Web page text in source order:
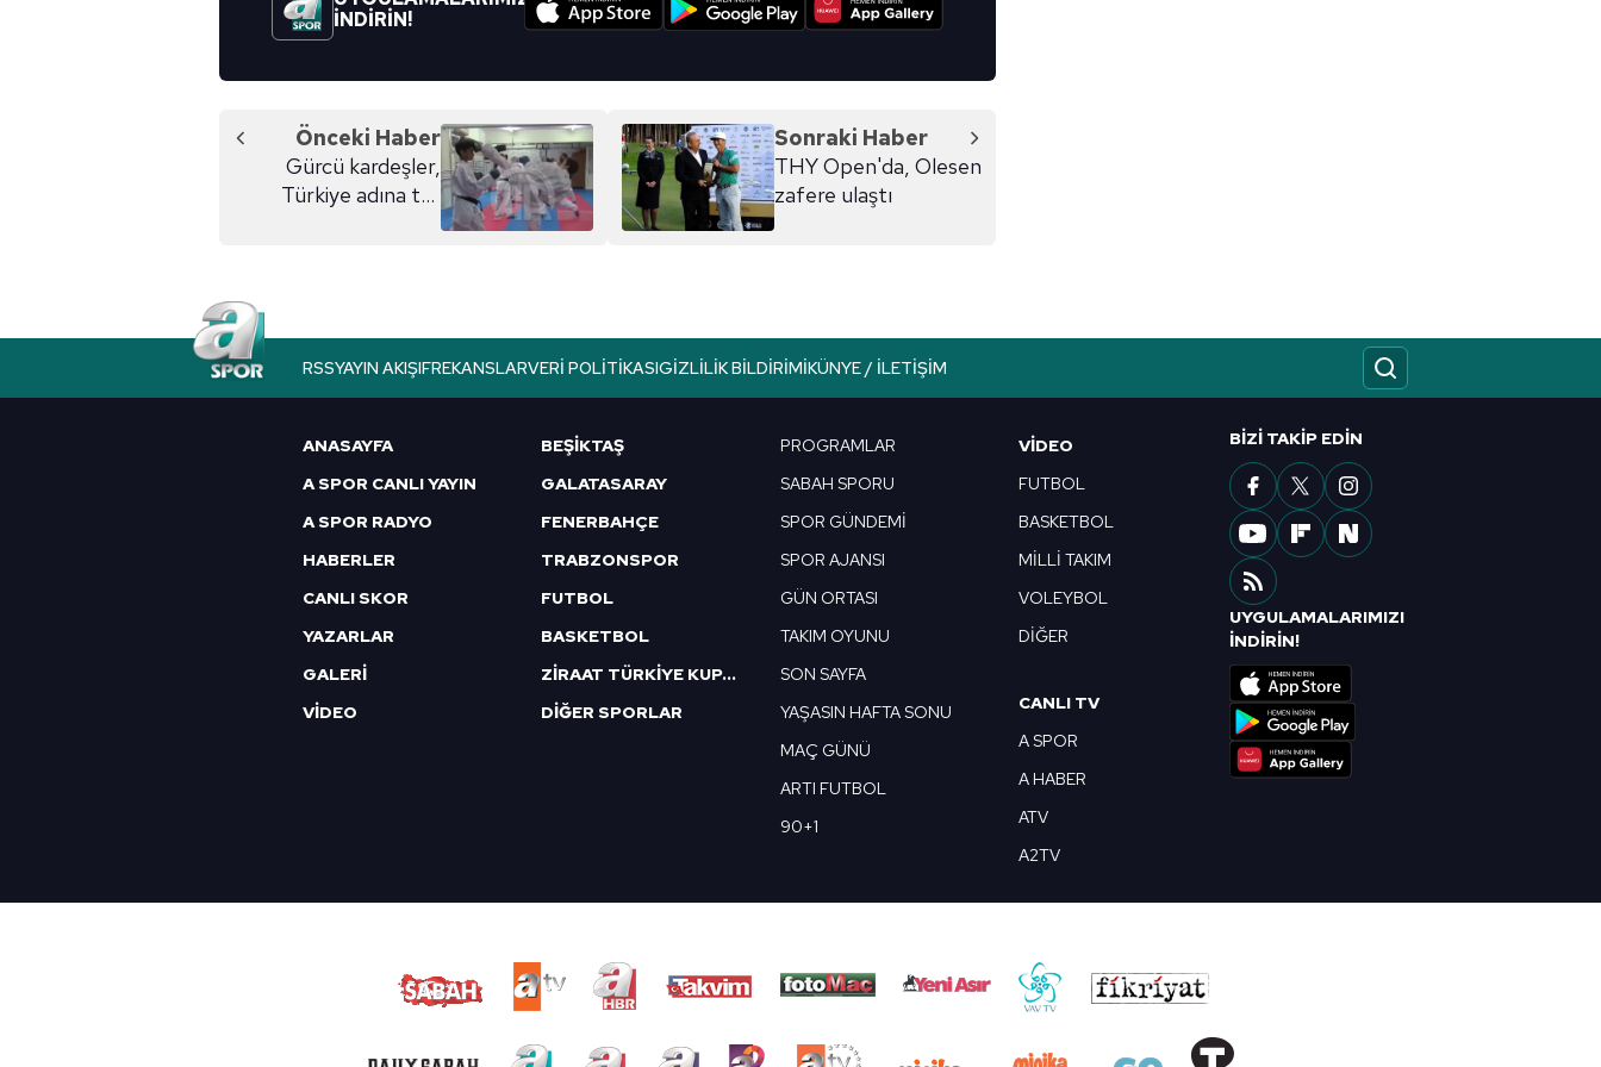
İNDİRİN!
Önceki Haber
Gürcü kardeşler,
Türkiye adına ter
Sonraki Haber
THY Open'da, Olesen
zafere ulaştı
RSSYAYIN AKIŞIFREKANSLARVERI POLITIKASIGIZLILIK BILDIRIMIKÜNYE / İLETIŞIM
ANASAYFA
A SPOR CANLI YAYIN
A SPOR RADYO
HABERLER
CANLI SKOR
YAZARLAR
GALERİ
VİDEO
BEŞİKTAŞ
GALATASARAY
FENERBAHÇE
TRABZONSPOR
FUTBOL
BASKETBOL
ZİRAAT TÜRKİYE KUPASI
DİĞER SPORLAR
PROGRAMLAR
SABAH SPORU
SPOR GÜNDEMİ
SPOR AJANSI
GÜN ORTASI
TAKIM OYUNU
SON SAYFA
YAŞASIN HAFTA SONU
MAÇ GÜNÜ
ARTI FUTBOL
90+1
VIDEO
FUTBOL
BASKETBOL
MİLLİ TAKIM
VOLEYBOL
DİĞER
CANLI TV
A SPOR
A HABER
ATV
A2TV
BIZI TAKIP EDIN
UYGULAMALARIMIZI
İNDİRİN!